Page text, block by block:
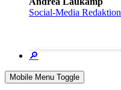
Social-Media Redaktion
🔎
Mobile Menu Toggle